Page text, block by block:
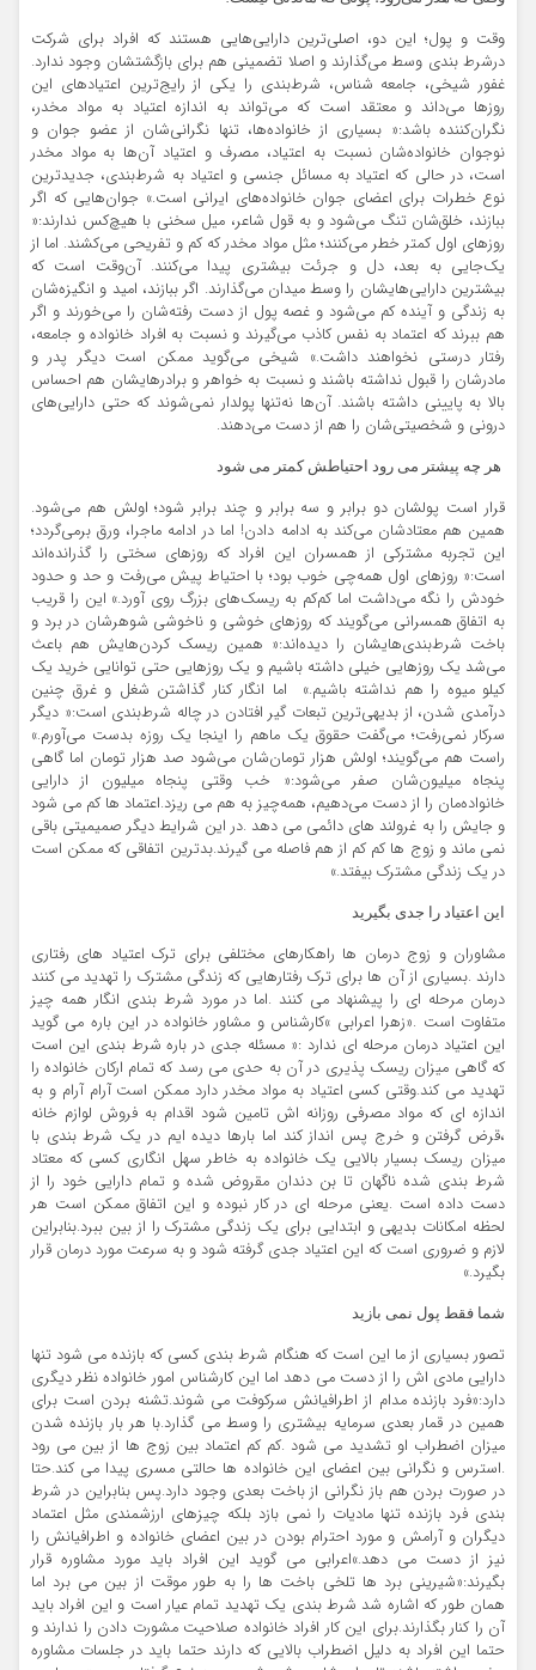
وقت و پول؛ این دو، اصلی‌ترین دارایی‌هایی هستند که افراد برای شرکت
درشرط بندی وسط می‌گذارند و اصلا تضمینی هم برای بازگشتشان وجود ندارد.
غفور شیخی، جامعه شناس، شرط‌بندی را یکی از رایج‌ترین اعتیادهای این
روزها می‌داند و معتقد است که می‌تواند به اندازه اعتیاد به مواد مخدر،
نگران‌کننده باشد:« بسیاری از خانواده‌ها، تنها نگرانی‌شان از عضو جوان و
نوجوان خانواده‌شان نسبت به اعتیاد، مصرف و اعتیاد آن‌ها به مواد مخدر
است، در حالی که اعتیاد به مسائل جنسی و اعتیاد به شرط‌بندی، جدیدترین
نوع خطرات برای اعضای جوان خانواده‌های ایرانی است.» جوان‌هایی که اگر
ببازند، خلق‌شان تنگ می‌شود و به قول شاعر، میل سخنی با هیچ‌کس ندارند:«
روزهای اول کمتر خطر می‌کنند؛ مثل مواد مخدر که کم و تفریحی می‌کشند. اما از
یک‌جایی به بعد، دل و جرئت بیشتری پیدا می‌کنند. آن‌وقت است که
بیشترین دارایی‌هایشان را وسط میدان می‌گذارند. اگر ببازند، امید و انگیزه‌شان
به زندگی و آینده کم می‌شود و غصه پول از دست رفته‌شان را می‌خورند و اگر
هم ببرند که اعتماد به نفس کاذب می‌گیرند و نسبت به افراد خانواده و جامعه،
رفتار درستی نخواهند داشت.» شیخی می‌گوید ممکن است دیگر پدر و
مادرشان را قبول نداشته باشند و نسبت به خواهر و برادرهایشان هم احساس
بالا به پایینی داشته باشند. آن‌ها نه‌تنها پولدار نمی‌شوند که حتی دارایی‌های
درونی و شخصیتی‌شان را هم از دست می‌دهند.
هر چه پیشتر می رود احتیاطش کمتر می شود
قرار است پولشان دو برابر و سه برابر و چند برابر شود؛ اولش هم می‌شود.
همین هم معتادشان می‌کند به ادامه دادن! اما در ادامه ماجرا، ورق برمی‌گردد؛
این تجربه مشترکی از همسران این افراد که روزهای سختی را گذرانده‌اند
است:« روزهای اول همه‌چی خوب بود؛ با احتیاط پیش می‌رفت و حد و حدود
خودش را نگه می‌داشت اما کم‌کم به ریسک‌های بزرگ روی آورد.» این را قریب
به اتفاق همسرانی می‌گویند که روزهای خوشی و ناخوشی شوهرشان در برد و
باخت شرط‌بندی‌هایشان را دیده‌اند:« همین ریسک کردن‌هایش هم باعث
می‌شد یک روزهایی خیلی داشته باشیم و یک روزهایی حتی توانایی خرید یک
کیلو میوه را هم نداشته باشیم.» اما انگار کنار گذاشتن شغل و غرق چنین
درآمدی شدن، از بدیهی‌ترین تبعات گیر افتادن در چاله شرط‌بندی است:« دیگر
سرکار نمی‌رفت؛ می‌گفت حقوق یک ماهم را اینجا یک روزه بدست می‌آورم.»
راست هم می‌گویند؛ اولش هزار تومان‌شان می‌شود صد هزار تومان اما گاهی
پنجاه میلیون‌شان صفر می‌شود:« خب وقتی پنجاه میلیون از دارایی
خانواده‌مان را از دست می‌دهیم، همه‌چیز به هم می ریزد.اعتماد ها کم می شود
و جایش را به غرولند های دائمی می دهد .در این شرایط دیگر صمیمیتی باقی
نمی ماند و زوج ها کم کم از هم فاصله می گیرند.بدترین اتفاقی که ممکن است
در یک زندگی مشترک بیفتد.»
این اعتیاد را جدی بگیرید
مشاوران و زوج درمان ها راهکارهای مختلفی برای ترک اعتیاد های رفتاری
دارند .بسیاری از آن ها برای ترک رفتارهایی که زندگی مشترک را تهدید می کنند
درمان مرحله ای را پیشنهاد می کنند .اما در مورد شرط بندی انگار همه چیز
متفاوت است .«زهرا اعرابی »کارشناس و مشاور خانواده در این باره می گوید
این اعتیاد درمان مرحله ای ندارد :« مسئله جدی در باره شرط بندی این است
که گاهی میزان ریسک پذیری در آن به حدی می رسد که تمام ارکان خانواده را
تهدید می کند.وقتی کسی اعتیاد به مواد مخدر دارد ممکن است آرام آرام و به
اندازه ای که مواد مصرفی روزانه اش تامین شود اقدام به فروش لوازم خانه
،قرض گرفتن و خرج پس انداز کند اما بارها دیده ایم در یک شرط بندی با
میزان ریسک بسیار بالایی یک خانواده به خاطر سهل انگاری کسی که معتاد
شرط بندی شده ناگهان تا بن دندان مقروض شده و تمام دارایی خود را از
دست داده است .یعنی مرحله ای در کار نبوده و این اتفاق ممکن است هر
لحظه امکانات بدیهی و ابتدایی برای یک زندگی مشترک را از بین ببرد.بنابراین
لازم و ضروری است که این اعتیاد جدی گرفته شود و به سرعت مورد درمان قرار
بگیرد.»
شما فقط پول نمی بازید
تصور بسیاری از ما این است که هنگام شرط بندی کسی که بازنده می شود تنها
دارایی مادی اش را از دست می دهد اما این کارشناس امور خانواده نظر دیگری
دارد:«فرد بازنده مدام از اطرافیانش سرکوفت می شوند.تشنه بردن است برای
همین در قمار بعدی سرمایه بیشتری را وسط می گذارد.با هر بار بازنده شدن
میزان اضطراب او تشدید می شود .کم کم اعتماد بین زوج ها از بین می رود
.استرس و نگرانی بین اعضای این خانواده ها حالتی مسری پیدا می کند.حتا
در صورت بردن هم باز نگرانی از باخت بعدی وجود دارد.پس بنابراین در شرط
بندی فرد بازنده تنها مادیات را نمی بازد بلکه چیزهای ارزشمندی مثل اعتماد
دیگران و آرامش و مورد احترام بودن در بین اعضای خانواده و اطرافیانش را
نیز از دست می دهد.»اعرابی می گوید این افراد باید مورد مشاوره قرار
بگیرند:«شیرینی برد ها تلخی باخت ها را به طور موقت از بین می برد اما
همان طور که اشاره شد شرط بندی یک تهدید تمام عیار است و این افراد باید
آن را کنار بگذارند.برای این کار افراد خانواده صلاحیت مشورت دادن را ندارند و
حتما این افراد به دلیل اضطراب بالایی که دارند حتما باید در جلسات مشاوره